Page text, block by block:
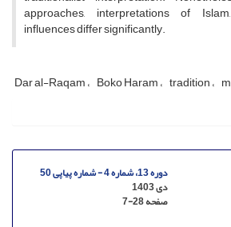
approaches, interpretations of
influences differ significantly.
Dar al-Raqam Boko Haram tradition
دوره 13، شماره 4 - شماره پیاپی 50
دی 1403
صفحه7-28